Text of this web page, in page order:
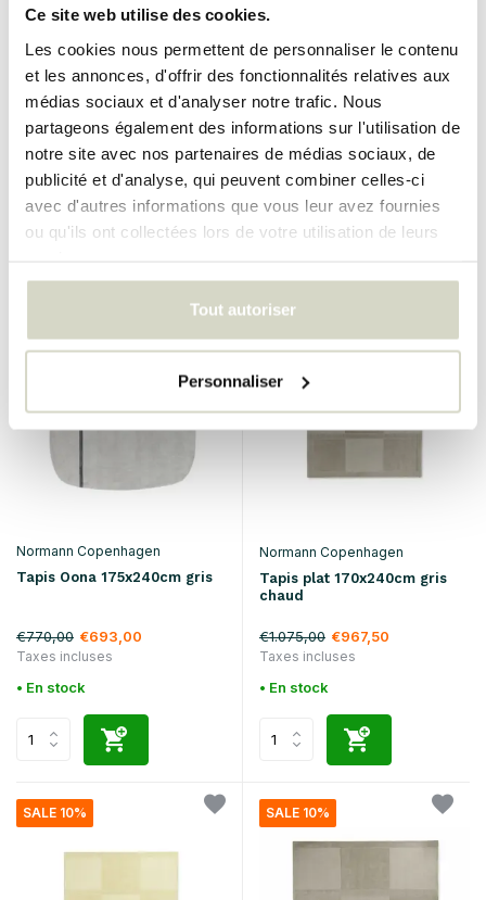
Ce site web utilise des cookies.
Les cookies nous permettent de personnaliser le contenu
et les annonces, d'offrir des fonctionnalités relatives aux
médias sociaux et d'analyser notre trafic. Nous
partageons également des informations sur l'utilisation de
notre site avec nos partenaires de médias sociaux, de
publicité et d'analyse, qui peuvent combiner celles-ci
avec d'autres informations que vous leur avez fournies
ou qu'ils ont collectées lors de votre utilisation de leurs
Tout autoriser
Personnaliser
Normann Copenhagen
Tapis Oona 175x240cm rose
€770,00 €693,00
Taxes incluses
• En stock
Normann Copenhagen
Tapis Oona 175x240cm
menthe
€770,00 €693,00
Taxes incluses
• En stock
SALE 10%
Normann Copenhagen
Tapis Oona 175x240cm gris
€770,00 €693,00
Taxes incluses
• En stock
SALE 10%
Normann Copenhagen
Tapis plat 170x240cm gris
chaud
€1.075,00 €967,50
Taxes incluses
• En stock
SALE 10% SALE 10%